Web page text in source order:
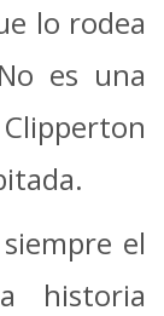
lo rodea
es una
el
historia